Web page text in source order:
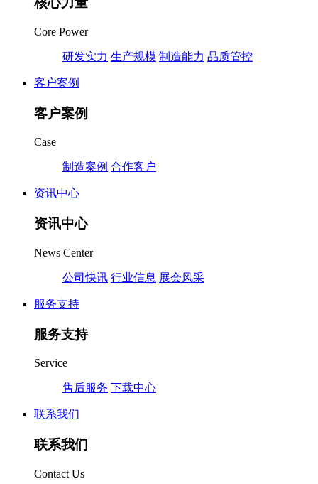
Core Power
研发实力 生产规模 制造能力 品质管控
客户案例
客户案例
Case
制造案例 合作客户
资讯中心
资讯中心
News Center
公司快讯 行业信息 展会风采
服务支持
服务支持
Service
售后服务 下载中心
联系我们
联系我们
Contact Us